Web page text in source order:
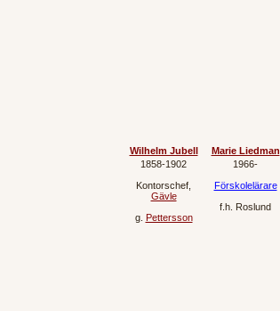
Wilhelm Jubell
1858‐1902
Kontorschef
Gävle
g. Pettersson
Marie Liedman
1966‐
Förskolelärare
f.h. Roslund